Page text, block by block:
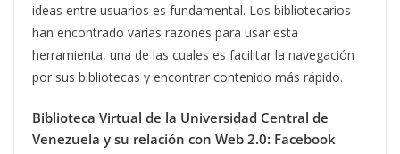
ideas entre usuarios es fundamental. Los bibliotecarios
han encontrado varias razones para usar esta
herramienta, una de las cuales es facilitar la navegación
por sus bibliotecas y encontrar contenido más rápido.
Biblioteca Virtual de la Universidad Central de
Venezuela y su relación con Web 2.0: Facebook